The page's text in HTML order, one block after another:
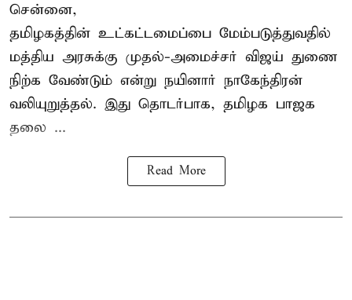
சென்னை,
தமிழகத்தின் உட்கட்டமைப்பை மேம்படுத்துவதில்
மத்திய அரசுக்கு முதல்-அமைச்சர் விஜய் துணை
நிற்க வேண்டும் என்று நயினார் நாகேந்திரன்
வலியுறுத்தல். இது தொடர்பாக, தமிழக பாஜக
தலை ...
Read More